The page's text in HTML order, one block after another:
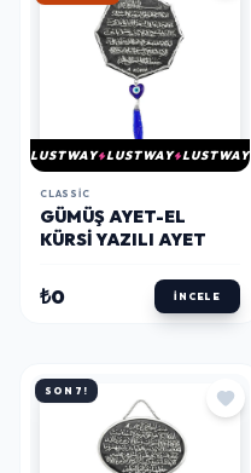
LUSTWAY LUSTWAY LUSTWAY
CLASSIC
GÜMÜŞ AYET-EL
KÜRSI YAZILI AYET
₺0 İNCELE
SON 7!